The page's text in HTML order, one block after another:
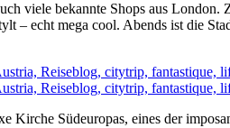
viele bekannte Shops aus
– echt mega cool. Abends ist die
Südeuropas, eines der